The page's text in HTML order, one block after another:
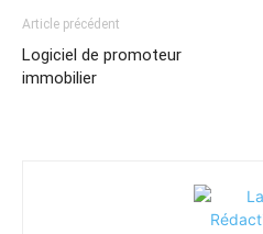
Article précédent
Logiciel de promoteur
immobilier